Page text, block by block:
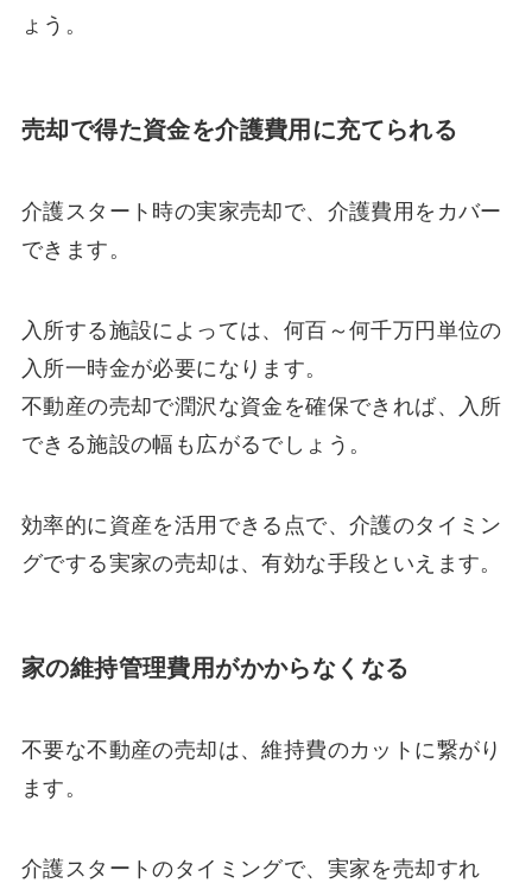
ょう。
売却で得た資金を介護費用に充てられる
介護スタート時の実家売却で、介護費用をカバー
できます。
入所する施設によっては、何百～何千万円単位の
入所一時金が必要になります。
不動産の売却で潤沢な資金を確保できれば、入所
できる施設の幅も広がるでしょう。
効率的に資産を活用できる点で、介護のタイミン
グでする実家の売却は、有効な手段といえます。
家の維持管理費用がかからなくなる
不要な不動産の売却は、維持費のカットに繋がり
ます。
介護スタートのタイミングで、実家を売却すれ